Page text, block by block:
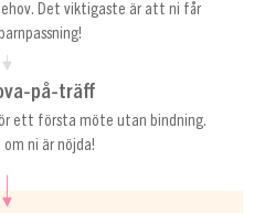
Det viktigaste är att ni får
på-träff
ett första möte utan bindning.
ni är nöjda!